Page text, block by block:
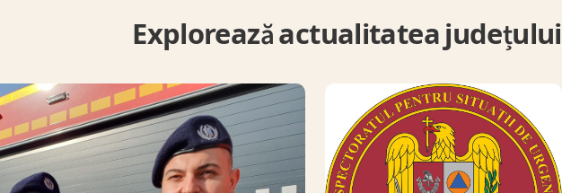
Explorează actualitatea județului